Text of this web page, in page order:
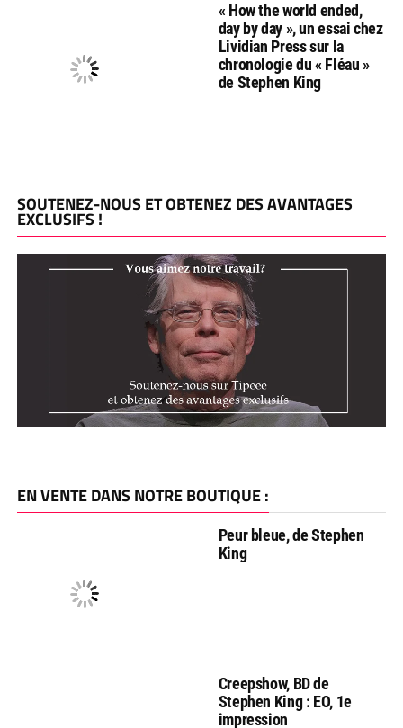
« How the world ended,
day by day », un essai chez
Lividian Press sur la
chronologie du « Fléau »
de Stephen King
SOUTENEZ-NOUS ET OBTENEZ DES AVANTAGES
EXCLUSIFS !
EN VENTE DANS NOTRE BOUTIQUE :
Peur bleue, de Stephen
King
Creepshow, BD de
Stephen King : EO, 1e
impression